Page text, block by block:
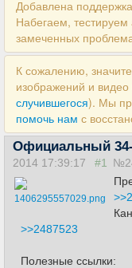
Добавлена
Набегаем,
замеченных
К сожалению,
изображений и
случившегося). Мы
помочь нам с
Официальный 34-
2014 17:39:17
#1
1406295557029.png
>>2487523
Полезные ссылки: